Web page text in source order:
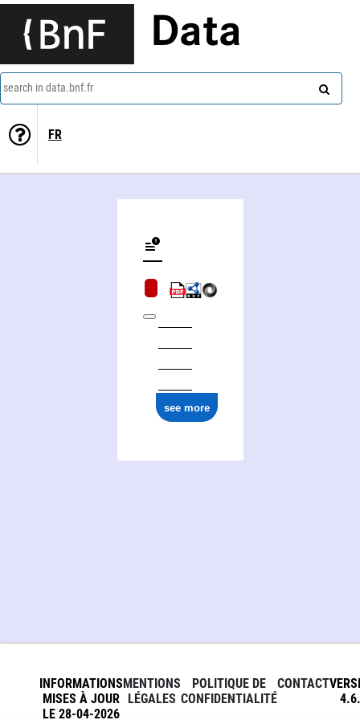
Data
search in data.bnf.fr
FR
see more
INFORMATIONS
MISES À JOUR
LE 28-04-2026
MENTIONS
LÉGALES
POLITIQUE DE
CONFIDENTIALITÉ
CONTACT